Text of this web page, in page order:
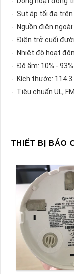
- Sụt áp tối đa trên
- Nguồn điện ngoài:
- Điện trở cuối
- Nhiệt độ hoạt
- Độ ẩm: 10% - 93%
- Kích thước: 114.3
- Tiêu chuẩn UL, FM
THIẾT BỊ BÁO